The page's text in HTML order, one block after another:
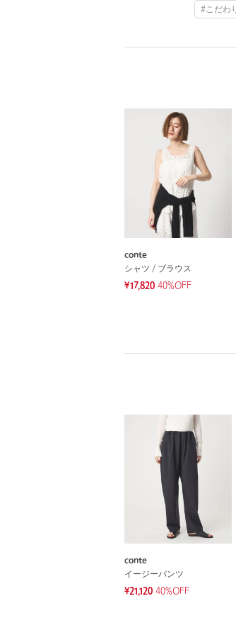
#こだわ
conte
シャツ / ブラウス
¥17,820 40%OFF
conte
イージーパンツ
¥21,120 40%OFF